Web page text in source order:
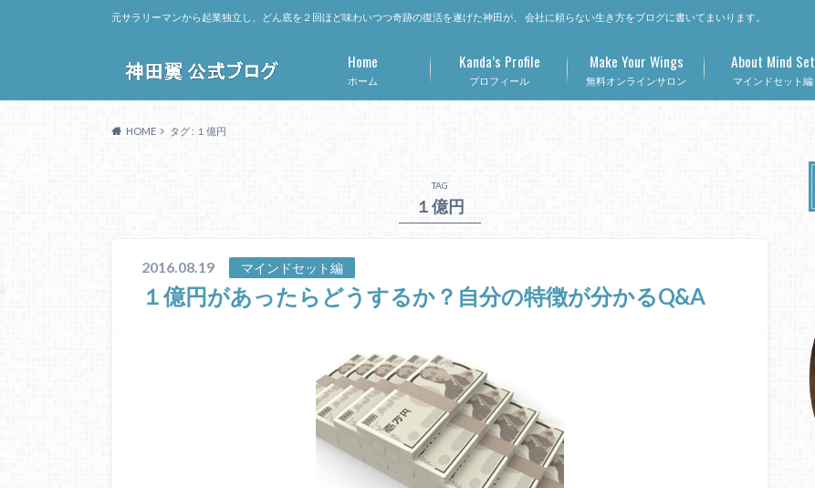
元サラリーマンから起業独立し、どん底を２回ほど味わいつつ奇跡の復活を遂げた神田が、 会社に頼らない生き方をブログに書いてまいります。
ホーム
Home
プロフィール
Kanda’s Profile
無料オンラインサロン
Make Your Wings
マインドセット編
About Mind Set
HOME タグ : １億円
TAG
１億円
2016.08.19 マインドセット編
１億円があったらどうするか？自分の特徴が分かるQ&A